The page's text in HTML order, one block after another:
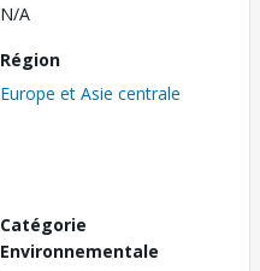
N/A
Région
Europe et Asie centrale
Catégorie
Environnementale